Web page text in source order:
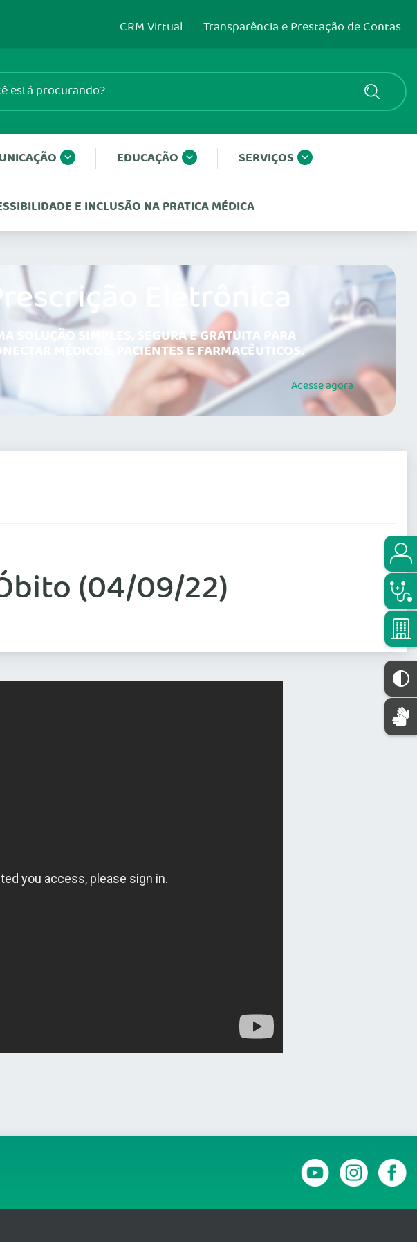
CRM Virtual Transparência e Prestação de Contas
EDUCAÇÃO SERVIÇOS
E INCLUSÃO NA PRATICA MÉDICA
Eletrônica
SOLUÇÃO SIMPLES, SEGURA E GRATUITA PARA
MÉDICOS, PACIENTES E FARMACÊUTICOS.
Acesseagora
(04/09/22)